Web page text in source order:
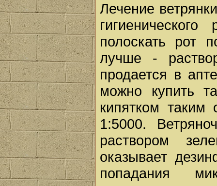
Лечение
полоскать рот
лучше -
продается в
можно купить
кипятком таким
1:5000.
раствором
оказывает
попадания